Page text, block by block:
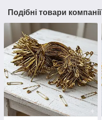
Подібні товари компанії